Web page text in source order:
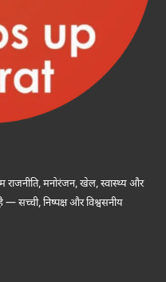
राजनीति, मनोरंजन, खेल, स्वास्थ्य और
— सच्ची, निष्पक्ष और विश्वसनीय